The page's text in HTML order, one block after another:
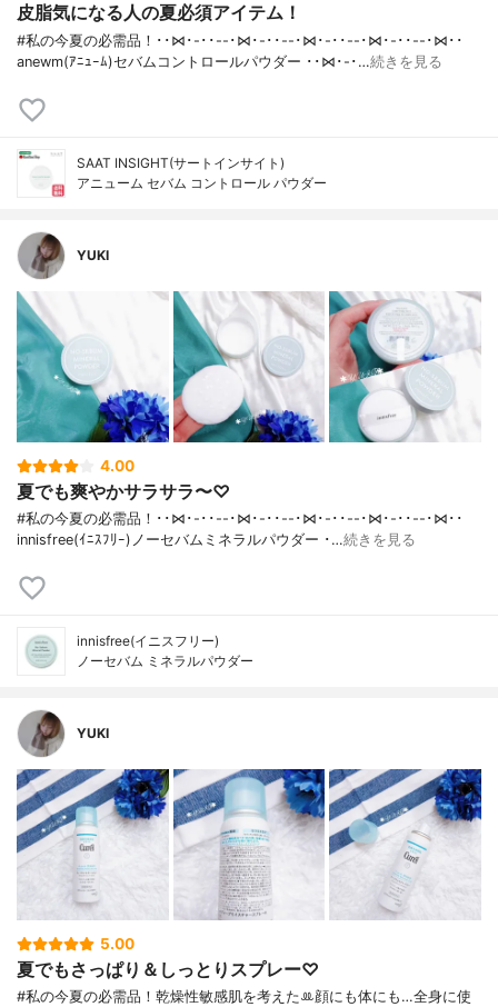
皮脂気になる人の夏必須アイテム！
#私の今夏の必需品！･･⋈･-･･--･⋈･-･･--･⋈･-･･--･⋈･-･･--･⋈･･
anewm(ｱﾆｭｰﾑ)セバムコントロールパウダー ･･⋈･-･…続きを見る
SAAT INSIGHT(サートインサイト)
アニューム セバム コントロール パウダー
YUKI
4.00
夏でも爽やかサラサラ〜♡
#私の今夏の必需品！･･⋈･-･･--･⋈･-･･--･⋈･-･･--･⋈･-･･--･⋈･･
innisfree(ｲﾆｽﾌﾘｰ)ノーセバムミネラルパウダー ･…続きを見る
innisfree(イニスフリー)
ノーセバム ミネラルパウダー
YUKI
5.00
夏でもさっぱり＆しっとりスプレー♡
#私の今夏の必需品！乾燥性敏感肌を考えた‪ꔛ‬顔にも体にも…全身に使